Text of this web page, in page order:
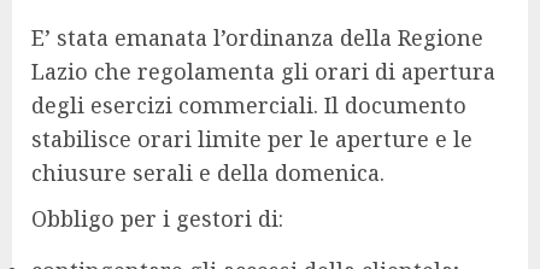
E’ stata emanata l’ordinanza della Regione
Lazio che regolamenta gli orari di apertura
degli esercizi commerciali. Il documento
stabilisce orari limite per le aperture e le
chiusure serali e della domenica.
Obbligo per i gestori di: